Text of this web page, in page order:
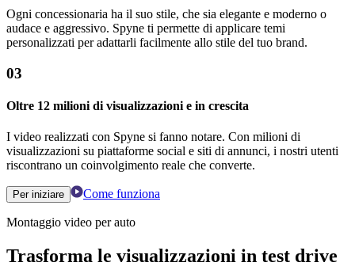
Ogni concessionaria ha il suo stile, che sia elegante e moderno o
audace e aggressivo. Spyne ti permette di applicare temi
personalizzati per adattarli facilmente allo stile del tuo brand.
03
Oltre 12 milioni di visualizzazioni e in crescita
I video realizzati con Spyne si fanno notare. Con milioni di
visualizzazioni su piattaforme social e siti di annunci, i nostri utenti
riscontrano un coinvolgimento reale che converte.
Per iniziare Come funziona
Montaggio video per auto
Trasforma le visualizzazioni in test drive